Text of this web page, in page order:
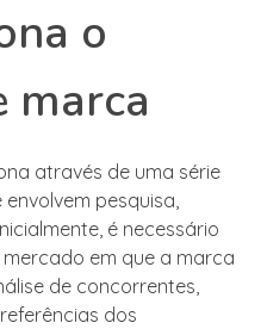
o
marca
através de uma série
pesquisa,
é necessário
em que a marca
de concorrentes,
dos